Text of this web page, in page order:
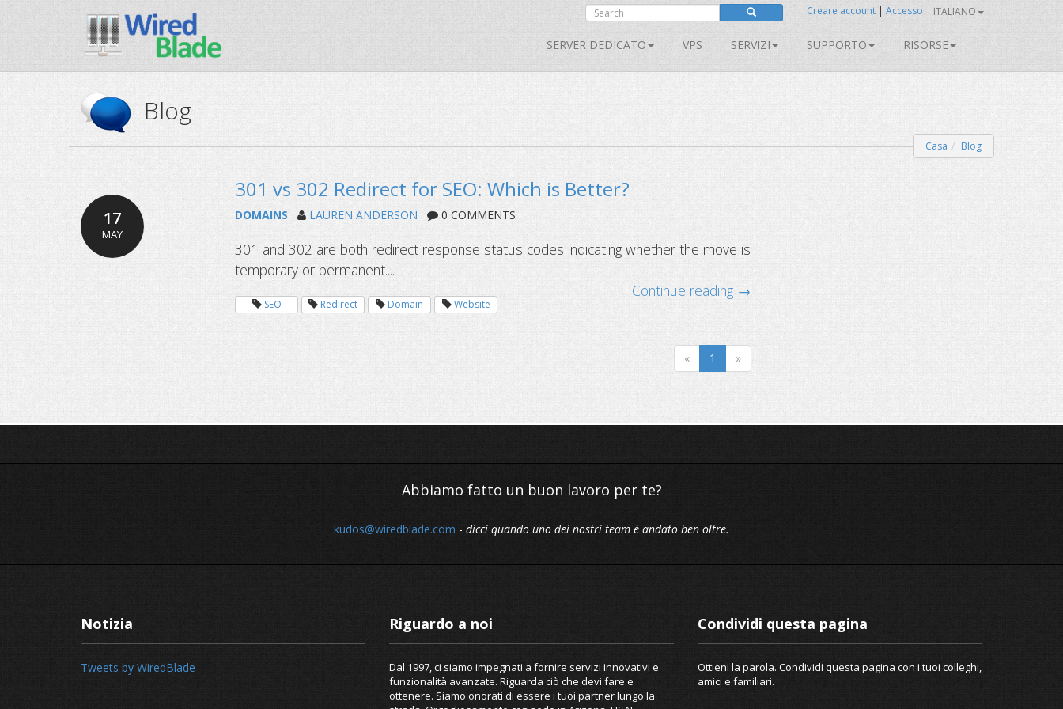
Creare account | Accesso ITALIANO
SERVER DEDICATO VPS SERVIZI SUPPORTO RISORSE
Blog
Casa Blog
17
MAY
301 vs 302 Redirect for SEO: Which is Better?
DOMAINS LAUREN ANDERSON 0 COMMENTS
301 and 302 are both redirect response status codes indicating whether the move is
temporary or permanent....
Continue reading →
SEO Redirect Domain Website
« 1 »
Abbiamo fatto un buon lavoro per te?
kudos@wiredblade.com - dicci quando uno dei nostri team è andato ben oltre.
Notizia
Tweets by WiredBlade
Riguardo a noi
Dal 1997, ci siamo impegnati a fornire servizi innovativi e
funzionalità avanzate. Riguarda ciò che devi fare e
ottenere. Siamo onorati di essere i tuoi partner lungo la
Condividi questa pagina
Ottieni la parola. Condividi questa pagina con i tuoi colleghi,
amici e familiari.